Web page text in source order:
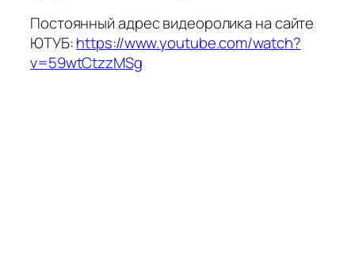
Постоянный адрес видеоролика на сайте
ЮТУБ:https://www.youtube.com/watch?
v=59wtCtzzMSg